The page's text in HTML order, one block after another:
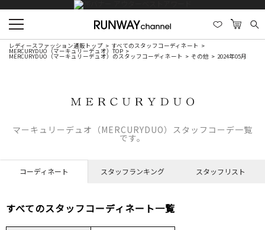
レディースファッション通販トップ すべてのスタッフコーディネート
MERCURYDUO（マーキュリーデュオ）TOP
MERCURYDUO（マーキュリーデュオ）のスタッフコーディネート その他 2024年05月
マーキュリーデュオ（MERCURYDUO）スタッフコーデ一覧
です。
コーディネート スタッフランキング スタッフリスト
すべてのスタッフコーディネート一覧